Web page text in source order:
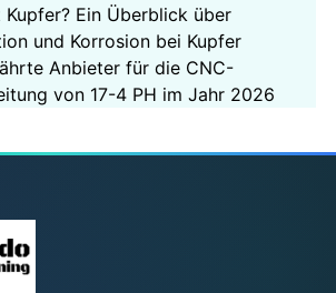
Kupfer? Ein Überblick über
und Korrosion bei Kupfer
Anbieter für die CNC-
von 17-4 PH im Jahr 2026